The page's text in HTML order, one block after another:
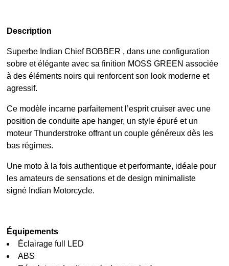
Description
Superbe Indian Chief BOBBER , dans une configuration
sobre et élégante avec sa finition MOSS GREEN associée
à des éléments noirs qui renforcent son look moderne et
agressif.
Ce modèle incarne parfaitement l’esprit cruiser avec une
position de conduite ape hanger, un style épuré et un
moteur Thunderstroke offrant un couple généreux dès les
bas régimes.
Une moto à la fois authentique et performante, idéale pour
les amateurs de sensations et de design minimaliste
signé Indian Motorcycle.
Équipements
Éclairage full LED
ABS